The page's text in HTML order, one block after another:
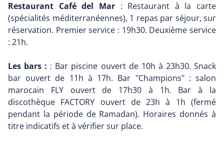
Restaurant Café del Mar : Restaurant à la carte
(spécialités méditerranéennes), 1 repas par séjour, sur
réservation. Premier service : 19h30. Deuxième service
: 21h.
Les bars : : Bar piscine ouvert de 10h à 23h30. Snack
bar ouvert de 11h à 17h. Bar "Champions" : salon
marocain FLY ouvert de 17h30 à 1h. Bar à la
discothèque FACTORY ouvert de 23h à 1h (fermé
pendant la période de Ramadan). Horaires donnés à
titre indicatifs et à vérifier sur place.